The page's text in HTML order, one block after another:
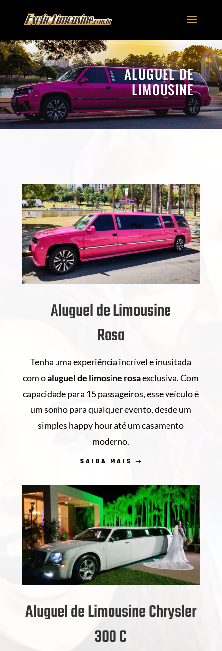
ALUGUEL DE
LIMOUSINE
Aluguel de Limousine
Rosa
Tenha uma experiência incrível e inusitada
com oaluguel de limosine rosaexclusiva. Com
capacidade para 15 passageiros, esse veículo é
um sonho para qualquer evento, desde um
simples happy hour até um casamento
moderno.
SAIBA MAIS
Aluguel de Limousine Chrysler
300 C